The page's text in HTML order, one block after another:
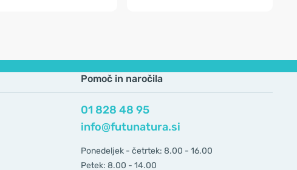
Pomoč in naročila
01 828 48 95
info@futunatura.si
Ponedeljek - četrtek: 8.00 - 16.00
Petek: 8.00 - 14.00